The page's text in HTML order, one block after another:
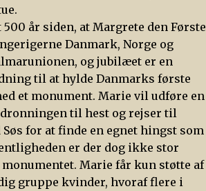
500 år siden, at Margrete den Første
Danmark, Norge og
og jubilæet er en
til at hylde Danmarks første
et monument. Marie vil udføre en
til hest og rejser til
Søs for at finde en egnet hingst som
er der dog ikke stor
Marie får kun støtte af
gruppe kvinder, hvoraf flere i